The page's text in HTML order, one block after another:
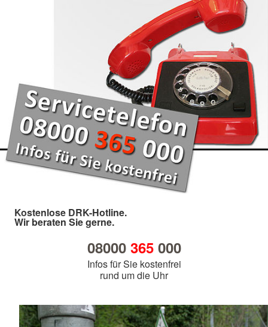
Kostenlose DRK-Hotline.
Wir beraten Sie gerne.
08000 365000
Infos für Sie kostenfrei
rund um die Uhr